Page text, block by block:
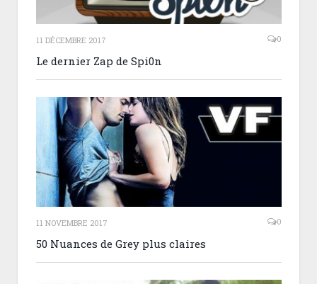
11 DÉCEMBRE 2017 0
Le dernier Zap de Spi0n
11 NOVEMBRE 2017 0
50 Nuances de Grey plus claires